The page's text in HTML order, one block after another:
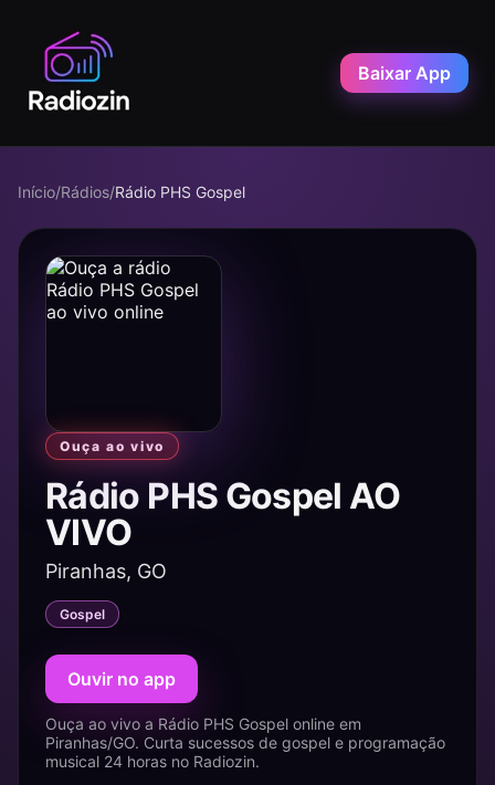
Baixar App
Início/Rádios/Rádio PHS Gospel
Ouça ao vivo
Rádio PHS Gospel AO
VIVO
Piranhas, GO
Gospel
Ouvir no app
Ouça ao vivo a Rádio PHS Gospel online em
Piranhas/GO. Curta sucessos de gospel e programação
musical 24 horas no Radiozin.